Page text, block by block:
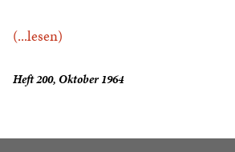
(...lesen)
Heft 200, Oktober 1964